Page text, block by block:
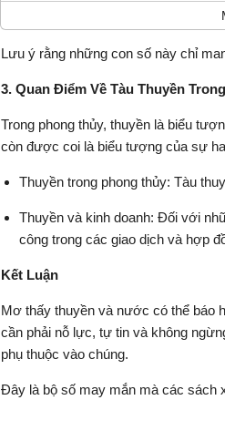
Lưu ý rằng những con số này chỉ
3. Quan Điểm Về Tàu Thuyền
Trong phong thủy, thuyền là biểu
còn được coi là biểu tượng của sự
Thuyền trong phong thủy: Tàu
Thuyền và kinh doanh: Đối với
công trong các giao dịch và hợp
Kết Luận
Mơ thấy thuyền và nước có thể báo
cần phải nỗ lực, tự tin và không
phụ thuộc vào chúng.
Đây là bộ số may mắn mà các sách